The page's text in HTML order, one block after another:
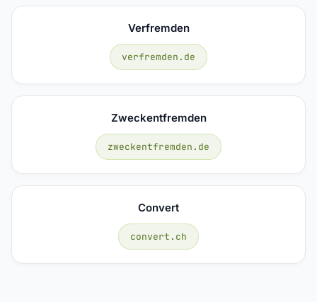
Verfremden
verfremden.de
Zweckentfremden
zweckentfremden.de
Convert
convert.ch